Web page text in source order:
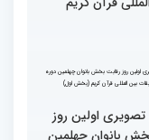
دوره مسابقات
قرآن کریم(بخش